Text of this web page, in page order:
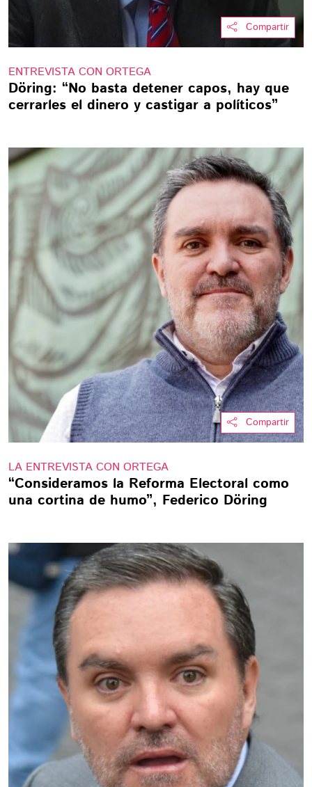
Compartir
ENTREVISTA CON ORTEGA
Döring: “No basta detener capos, hay que
cerrarles el dinero y castigar a políticos”
Compartir
LA ENTREVISTA CON ORTEGA
“Consideramos la Reforma Electoral como
una cortina de humo”, Federico Döring